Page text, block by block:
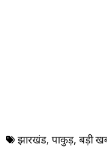
झारखंड, पाकुड़, बड़ी